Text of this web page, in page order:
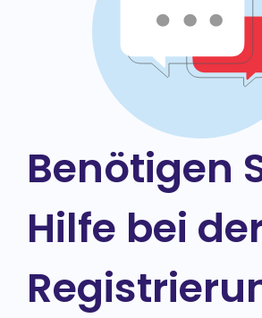
Benötigen
Hilfe bei